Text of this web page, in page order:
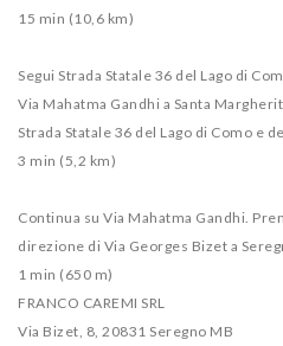
15 min (10,6 km)
Segui Strada Statale 36 del Lago di
Via Mahatma Gandhi a Santa
Strada Statale 36 del Lago di Como e
3 min (5,2 km)
Continua su Via Mahatma Gandhi.
direzione di Via Georges Bizet a
1 min (650 m)
FRANCO CAREMI SRL
Via Bizet, 8, 20831 Seregno MB